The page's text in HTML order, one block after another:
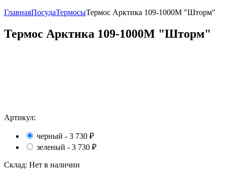
ГлавнаяПосудаТермосыТермос Арктика 109-1000М "Шторм"
Термос Арктика 109-1000М "Шторм"
Артикул:
черный - 3 730 ₽
зеленый - 3 730 ₽
Склад: Нет в наличии